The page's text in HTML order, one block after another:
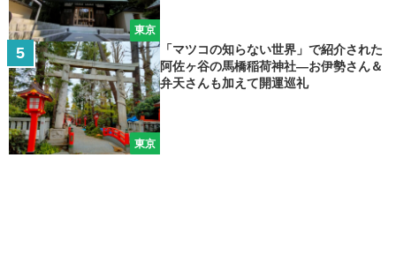
東京
東京
「マツコの知らない世界」で紹介された
阿佐ヶ谷の馬橋稲荷神社―お伊勢さん＆
弁天さんも加えて開運巡礼